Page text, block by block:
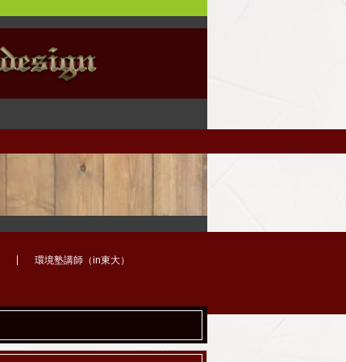
環境塾講師（in東大）